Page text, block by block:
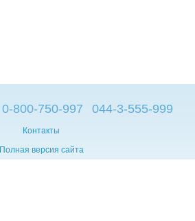
0-800-750-997 044-3-555-999
Контакты
Полная версия сайта